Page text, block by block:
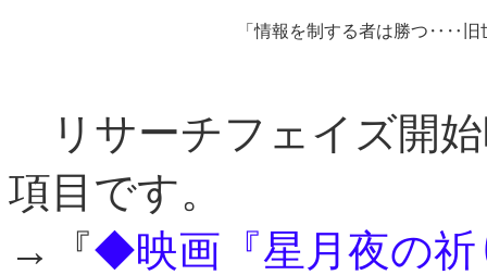
「情報を制する者は勝つ‥‥旧
リサーチフェイズ開
項目です。
→『◆映画『星月夜の祈